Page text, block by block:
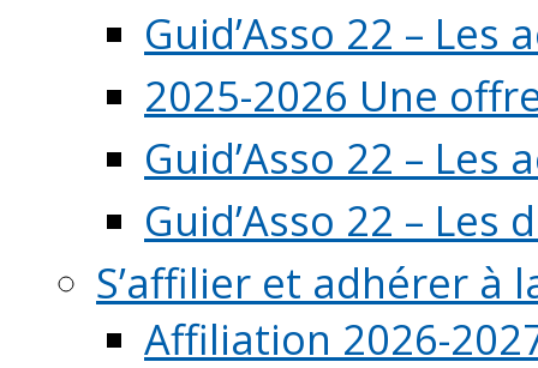
Guid’Asso 22 – Les
2025-2026 Une
Guid’Asso 22 –
Guid’Asso 22 – Les
S’affilier et adhérer à
Affiliation 2026-